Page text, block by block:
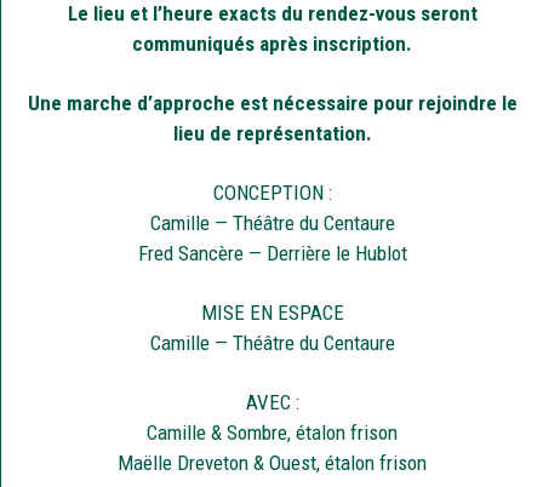
Le lieu et l’heure exacts du rendez-vous seront
communiqués après inscription.
Une marche d’approche est nécessaire pour rejoindre le
lieu de représentation.
CONCEPTION :
Camille — Théâtre du Centaure
Fred Sancère — Derrière le Hublot
MISE EN ESPACE
Camille — Théâtre du Centaure
AVEC :
Camille & Sombre, étalon frison
Maëlle Dreveton & Ouest, étalon frison